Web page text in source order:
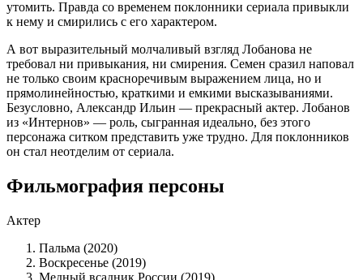
утомить. Правда со временем поклонники сериала привыкли
к нему и смирились с его характером.
А вот выразительный молчаливый взгляд Лобанова не
требовал ни привыкания, ни смирения. Семен сразил наповал
не только своим красноречивым выражением лица, но и
прямолинейностью, краткими и емкими высказываниями.
Безусловно, Александр Ильин — прекрасный актер. Лобанов
из «Интернов» — роль, сыгранная идеально, без этого
персонажа ситком представить уже трудно. Для поклонников
он стал неотделим от сериала.
Фильмография персоны
Актер
Пальма (2020)
Воскресенье (2019)